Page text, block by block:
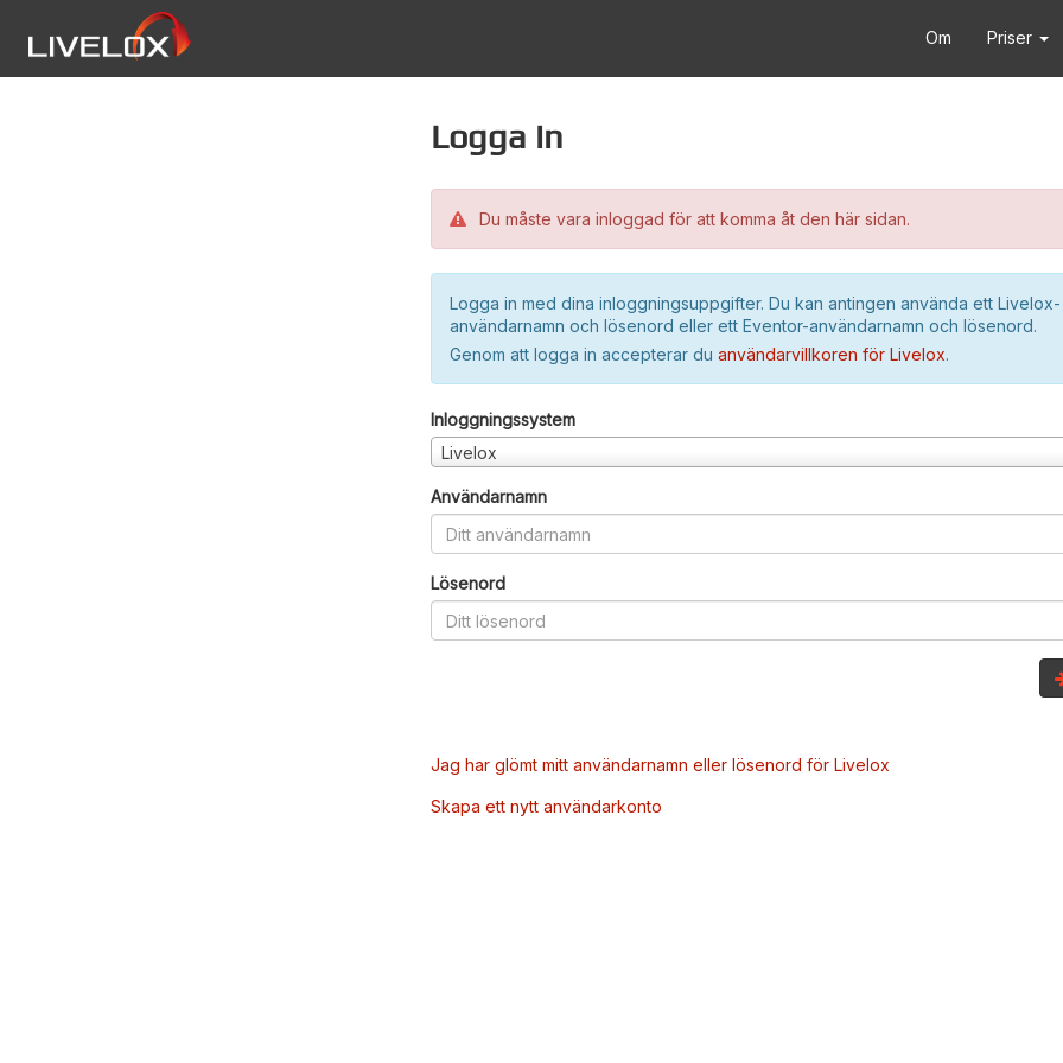
Om Priser
Logga in
Du måste vara inloggad för att komma åt den här sidan.
Logga in med dina inloggningsuppgifter. Du kan antingen använda ett Livelox-
användarnamn och lösenord eller ett Eventor-användarnamn och lösenord.
Genom att logga in accepterar du användarvillkoren för Livelox.
Inloggningssystem
Livelox
Användarnamn
Lösenord
Jag har glömt mitt användarnamn eller lösenord för Livelox
Skapa ett nytt användarkonto